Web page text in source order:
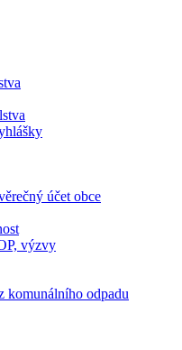
účet obce
výzvy
komunálního odpadu